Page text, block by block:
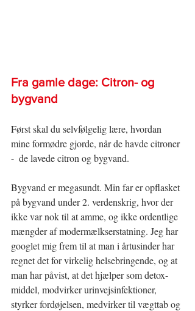
Fra gamle dage: Citron- og
bygvand​​
Først skal du selvfølgelig lære, hvordan
mine formødre gjorde, når de havde citroner
-  de lavede citron og bygvand.
Bygvand er megasundt. Min far er opflasket
på bygvand under 2. verdenskrig, hvor der
ikke var nok til at amme, og ikke ordentlige
mængder af modermælkserstatning. Jeg har
googlet mig frem til at man i årtusinder har
regnet det for virkelig helsebringende, og at
man har påvist, at det hjælper som detox-
middel, modvirker urinvejsinfektioner,
styrker fordøjelsen, medvirker til vægttab og